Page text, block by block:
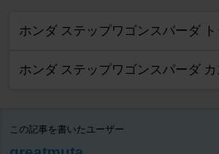
ホンダ ステップワゴンスパーダ
ホンダ ステップワゴンスパーダ
この記事を書いたユーザー